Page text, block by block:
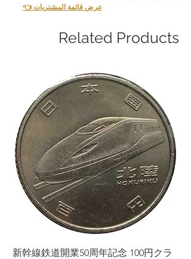
👈 عرض قائمة المشتريات
Related Products
新幹線鉄道開業50周年記念 100円クラ